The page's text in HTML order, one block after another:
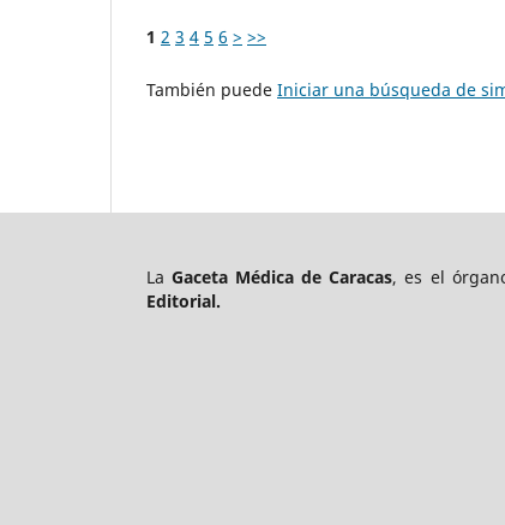
1 2 3 4 5 6 > >>
También puede Iniciar una búsqueda de
LaGaceta Médica de Caracas, es el
Editorial.